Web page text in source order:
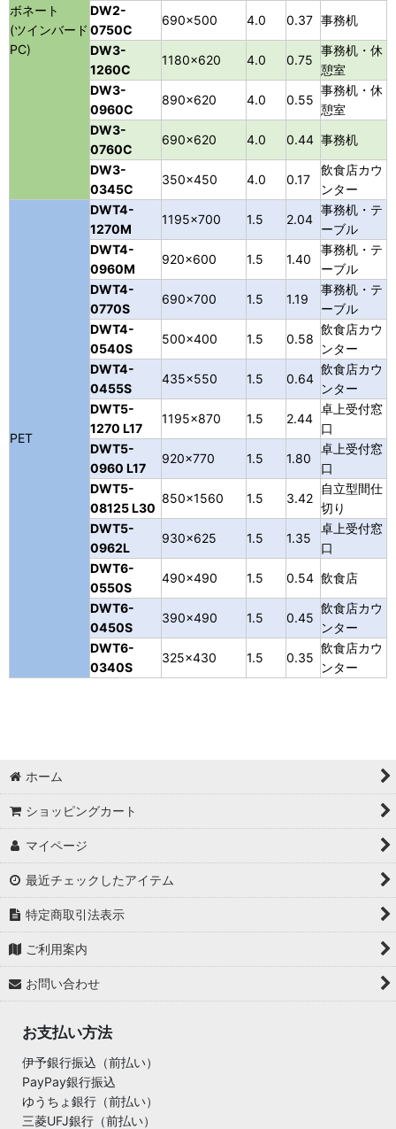
ボネート
(ツインバード
PC)
DW2-
0750C
690×500 4.0 0.37 事務机
DW3-
1260C
1180×620 4.0 0.75
事務机・休
憩室
DW3-
0960C
890×620 4.0 0.55
事務机・休
憩室
DW3-
0760C
690×620 4.0 0.44 事務机
DW3-
0345C
350×450 4.0 0.17
飲食店カウ
ンター
PET
DWT4-
1270M
1195×700 1.5 2.04
事務机・テ
ーブル
DWT4-
0960M
920×600 1.5 1.40
事務机・テ
ーブル
DWT4-
0770S
690×700 1.5 1.19
事務机・テ
ーブル
DWT4-
0540S
500×400 1.5 0.58
飲食店カウ
ンター
DWT4-
0455S
435×550 1.5 0.64
飲食店カウ
ンター
DWT5-
1270 L17
1195×870 1.5 2.44
卓上受付窓
口
DWT5-
0960 L17
920×770 1.5 1.80
卓上受付窓
口
DWT5-
08125 L30
850×1560 1.5 3.42
自立型間仕
切り
DWT5-
0962L
930×625 1.5 1.35
卓上受付窓
口
DWT6-
0550S
490×490 1.5 0.54 飲食店
DWT6-
0450S
390×490 1.5 0.45
飲食店カウ
ンター
DWT6-
0340S
325×430 1.5 0.35
飲食店カウ
ンター
ホーム
ショッピングカート
マイページ
最近チェックしたアイテム
特定商取引法表示
ご利用案内
お問い合わせ
お支払い方法
伊予銀行振込（前払い）
PayPay銀行振込
ゆうちょ銀行（前払い）
三菱UFJ銀行（前払い）